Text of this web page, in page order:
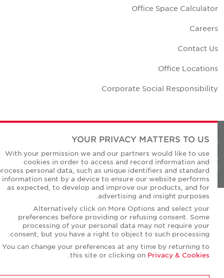
Office Space Calculator
Careers
Contact Us
Office Locations
Corporate Social Responsibility
Privacy Policies
© Copyright Cushman & Wakefield Core 2026.
All Rights Reserved.
YOUR PRIVACY MATTERS TO US
With your permission we and our partners would like to use
cookies in order to access and record information and
process personal data, such as unique identifiers and standard
information sent by a device to ensure our website performs
as expected, to develop and improve our products, and for
advertising and insight purposes.
Alternatively click on More Options and select your
preferences before providing or refusing consent. Some
processing of your personal data may not require your
consent, but you have a right to object to such processing.
You can change your preferences at any time by returning to
this site or clicking onPrivacy & Cookies
.